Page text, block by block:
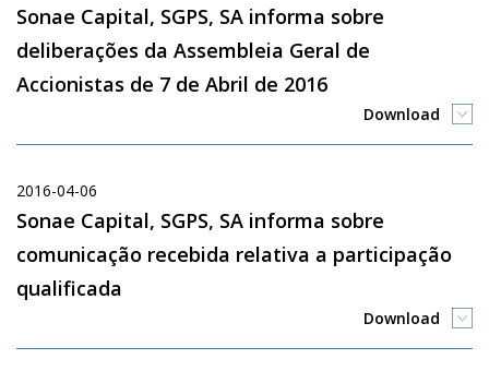
Sonae Capital, SGPS, SA informa sobre
deliberações da Assembleia Geral de
Accionistas de 7 de Abril de 2016
Download
2016-04-06
Sonae Capital, SGPS, SA informa sobre
comunicação recebida relativa a participação
qualificada
Download